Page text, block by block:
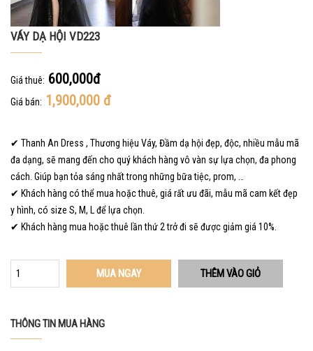
VÁY DẠ HỘI VD223
Giá thuê: 600,000đ
Giá bán: 1,900,000 đ
✔ Thanh An Dress , Thương hiệu Váy, Đầm dạ hội đẹp, độc, nhiều mẫu mã
đa dạng, sẽ mang đến cho quý khách hàng vô vàn sự lựa chọn, đa phong
cách. Giúp bạn tỏa sáng nhất trong những bữa tiệc, prom, …
✔ Khách hàng có thể mua hoặc thuê, giá rất ưu đãi, mẫu mã cam kết đẹp
y hình, có size S, M, L để lựa chọn.
✔ Khách hàng mua hoặc thuê lần thứ 2 trở đi sẽ được giảm giá 10%.
MUA NGAY
THÔNG TIN MUA HÀNG